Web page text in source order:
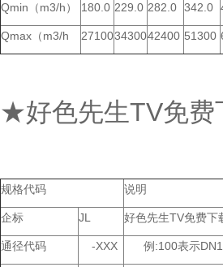
Qmin（m3/h） 180.0 229.0 282.0 342.0
Qmax（m3/h 271003430042400 51300
★好色先生TV免费
规格代码 说明
企标 JL 好色先生TV免费下
通径代码 -XXX 例:100表示